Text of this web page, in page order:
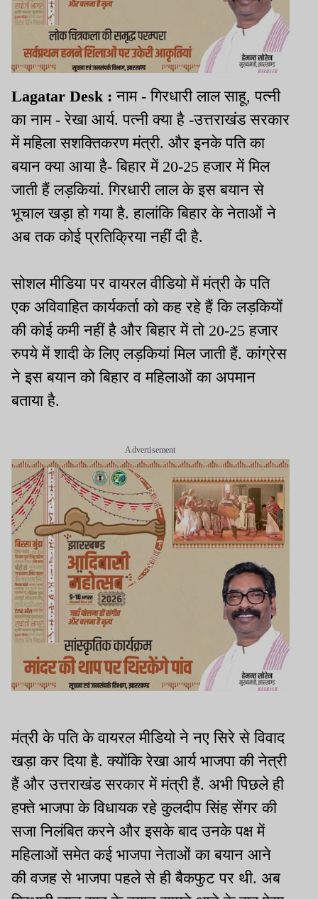
Lagatar Desk : नाम - गिरधारी लाल साहू, पत्नी
का नाम - रेखा आर्य. पत्नी क्या है -उत्तराखंड सरकार
में महिला सशक्तिकरण मंत्री. और इनके पति का
बयान क्या आया है- बिहार में 20-25 हजार में मिल
जाती हैं लड़कियां. गिरधारी लाल के इस बयान से
भूचाल खड़ा हो गया है. हालांकि बिहार के नेताओं ने
अब तक कोई प्रतिक्रिया नहीं दी है.
सोशल मीडिया पर वायरल वीडियो में मंत्री के पति
एक अविवाहित कार्यकर्ता को कह रहे हैं कि लड़कियों
की कोई कमी नहीं है और बिहार में तो 20-25 हजार
रुपये में शादी के लिए लड़कियां मिल जाती हैं. कांग्रेस
ने इस बयान को बिहार व महिलाओं का अपमान
बताया है.
Advertisement
मंत्री के पति के वायरल मीडियो ने नए सिरे से विवाद
खड़ा कर दिया है. क्योंकि रेखा आर्य भाजपा की नेत्री
हैं और उत्तराखंड सरकार में मंत्री हैं. अभी पिछले ही
हफ्ते भाजपा के विधायक रहे कुलदीप सिंह सेंगर की
सजा निलंबित करने और इसके बाद उनके पक्ष में
महिलाओं समेत कई भाजपा नेताओं का बयान आने
की वजह से भाजपा पहले से ही बैकफुट पर थी. अब